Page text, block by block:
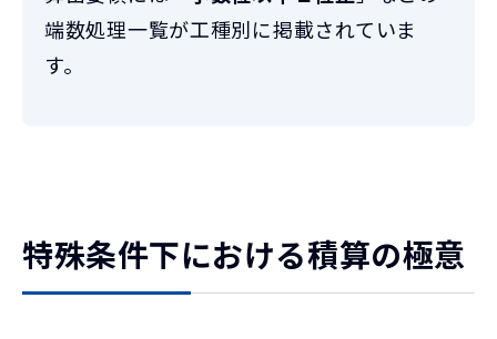
端数処理一覧が工種別に掲載されていま
す。
特殊条件下における積算の極意